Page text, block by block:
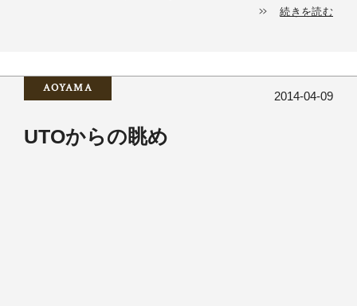
続きを読む
AOYAMA
2014-04-09
UTOからの眺め